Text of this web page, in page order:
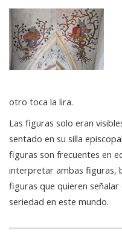
otro toca la lira.
Las figuras solo eran
sentado en su silla
figuras son frecuentes en
interpretar ambas figuras,
figuras que quieren
seriedad en este mundo.